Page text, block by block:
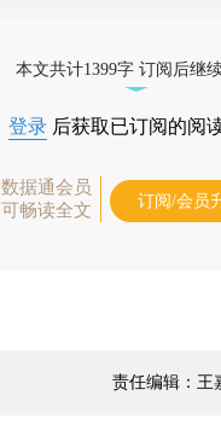
本文共计1399字 订阅后继
登录 后获取已订阅的阅
数据通会员
可畅读全文
订阅/会员
责任编辑：王